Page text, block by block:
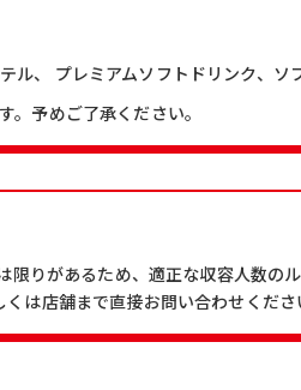
、 プレミアムソフトドリンク、ソ
予めご了承ください。
りがあるため、適正な収容人数の
は店舗まで直接お問い合わせくださ